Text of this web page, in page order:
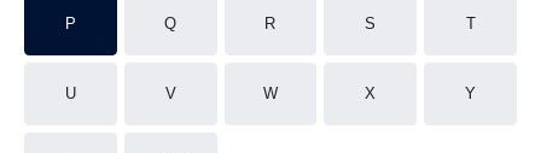
P Q R S T
U V W X Y